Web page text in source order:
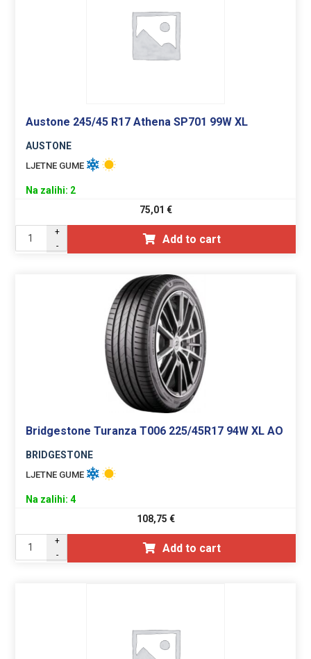
Austone 245/45 R17 Athena SP701 99W XL
AUSTONE
LJETNE GUME
Na zalihi: 2
75,01 €
+
-
Add to cart
Bridgestone Turanza T006 225/45R17 94W XL AO
BRIDGESTONE
LJETNE GUME
Na zalihi: 4
108,75 €
+
-
Add to cart